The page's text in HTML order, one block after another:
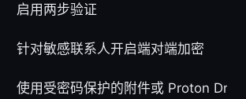
启用两步验证
针对敏感联系人开启端对端加密
使用受密码保护的附件或 Proton